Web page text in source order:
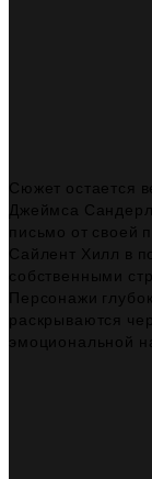
Сюжет остается
Джеймса
письмо от своей
Сайлент Хилл в
собственными
Персонажи
раскрываются
эмоциональной